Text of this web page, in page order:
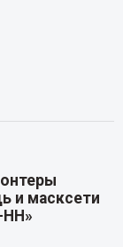
и масксети
НН»